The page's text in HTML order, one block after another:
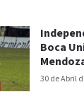
30 de Abril
Boca